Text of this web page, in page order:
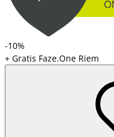
-10%
+ Gratis Faze.One Riem